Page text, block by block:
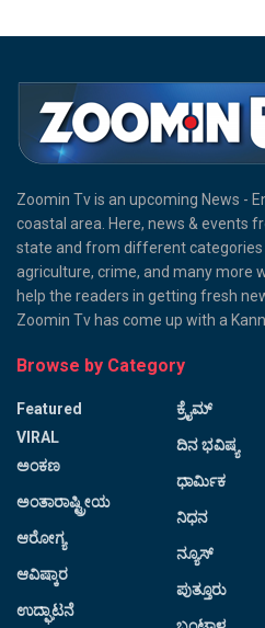
Zoomin Tv is an upcoming News -
coastal area. Here, news & events
state and from different categories
agriculture, crime, and many more
help the readers in getting fresh
Zoomin Tv has come up with a
Browse by Category
Featured
VIRAL
ಅಂಕಣ
ಅಂತಾರಾಷ್ಟ್ರೀಯ
ಆರೋಗ್ಯ
ಆವಿಷ್ಕಾರ
ಉದ್ಘಾಟನೆ
ಕ್ರೈಮ್
ದಿನ ಭವಿಷ್ಯ
ಧಾರ್ಮಿಕ
ನಿಧನ
ನ್ಯೂಸ್
ಪುತ್ತೂರು